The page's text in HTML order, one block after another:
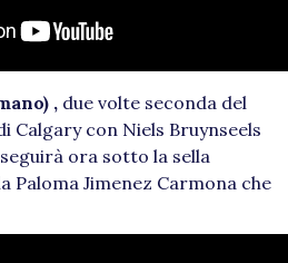
, due volte seconda del
Calgary con Niels Bruynseels
ora sotto la sella
Paloma Jimenez Carmona che